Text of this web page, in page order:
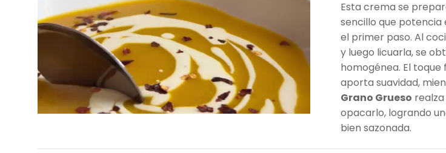
Esta crema se
sencillo que potencia
el primer paso. Al
y luego licuarla, se
homogénea. El
aporta suavidad,
Grano Grueso
opacarlo, logrando
bien sazonada.